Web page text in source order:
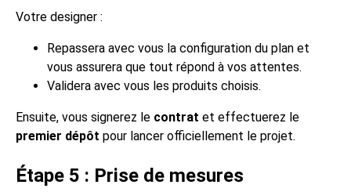
Votre designer :
Repassera avec vous la configuration du plan et
vous assurera que tout répond à vos attentes.
Validera avec vous les produits choisis.
Ensuite, vous signerez le contrat et effectuerez le
premier dépôt pour lancer officiellement le projet.
Étape 5 : Prise de mesures